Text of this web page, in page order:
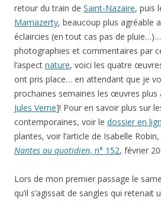
retour du train de Saint-Nazaire, puis
Mamazerty, beaucoup plus agréable
éclaircies (en tout cas pas de
photographies et commentaires par
l’aspect nature, voici les quatre
ont pris place… en attendant que je
prochaines semaines les œuvres plus
Jules Verne]! Pour en savoir plus sur
contemporaines, voir le dossier en
plantes, voir l’article de Isabelle
Nantes au quotidien, n° 152, février
Lors de mon premier passage le
qu’il s’agissait de sangles qui retenait